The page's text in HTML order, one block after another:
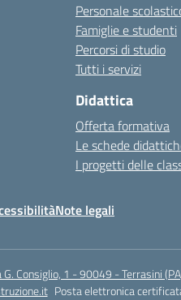
Personale
Famiglie e studenti
Percorsi di studio
Tutti i servizi
Didattica
Offerta formativa
Le schede
I progetti delle
Note legali
G. Consiglio, 1 - 90049 - Terrasini
Posta elettronica